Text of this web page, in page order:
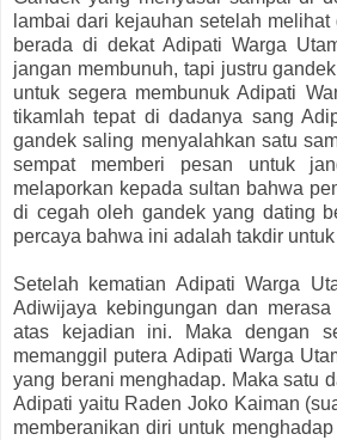
lambai dari kejauhan setelah
berada di dekat Adipati Warga
jangan membunuh, tapi justru
untuk segera membunuk Adipati
tikamlah tepat di dadanya sang
gandek saling menyalahkan satu
sempat memberi pesan untuk
melaporkan kepada sultan bahwa
di cegah oleh gandek yang dating
percaya bahwa ini adalah takdir
Setelah kematian Adipati Warga
Adiwijaya kebingungan dan
atas kejadian ini. Maka dengan
memanggil putera Adipati Warga
yang berani menghadap. Maka satu
Adipati yaitu Raden Joko Kaiman
memberanikan diri untuk